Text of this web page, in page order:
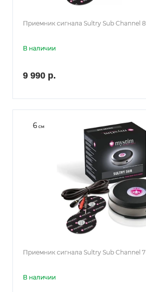
Приемник сигнала Sultry Sub Channel 8
В наличии
9 990 р.
6 см
Приемник сигнала Sultry Sub Channel 7
В наличии